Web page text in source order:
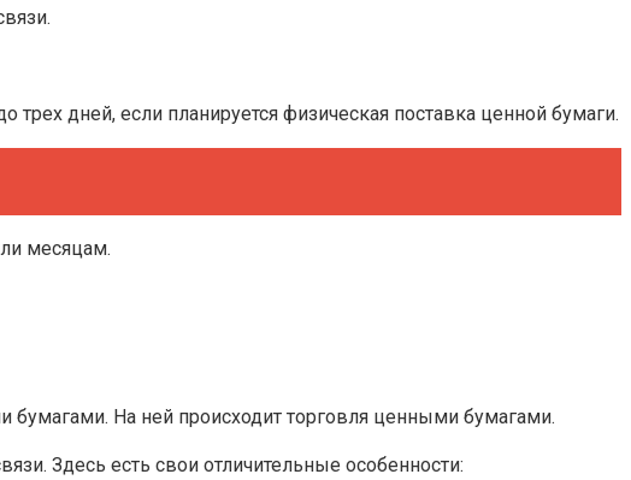
дней, если планируется физическая поставка ценной бумаги.
месяцам.
бумагами. На ней происходит торговля ценными бумагами.
Здесь есть свои отличительные особенности: